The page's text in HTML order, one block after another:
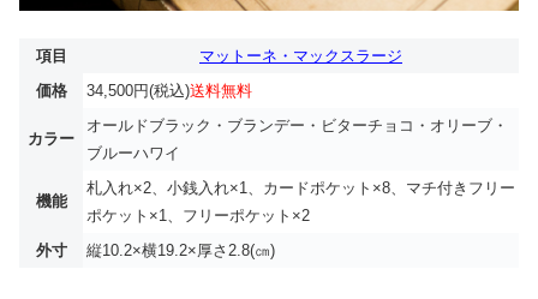
項目
マットーネ・マックスラージ
価格
34,500円(税込)送料無料
カラー
オールドブラック・ブランデー・ビターチョコ・オリーブ・
ブルーハワイ
機能
札入れ×2、小銭入れ×1、カードポケット×8、マチ付きフリー
ポケット×1、フリーポケット×2
外寸
縦10.2×横19.2×厚さ2.8(㎝)